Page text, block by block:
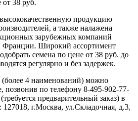
38 руб.
продукцию
а также налажена
зарубежных компаний
Франции. Широкий ассортимент
семена по цене от 38 руб. до
регулярно и без задержек.
4 наименований) можно
позвонив по телефону 8-495-902-77-
предварительный заказ) в
г.Москва, ул.Складочная, д.3,